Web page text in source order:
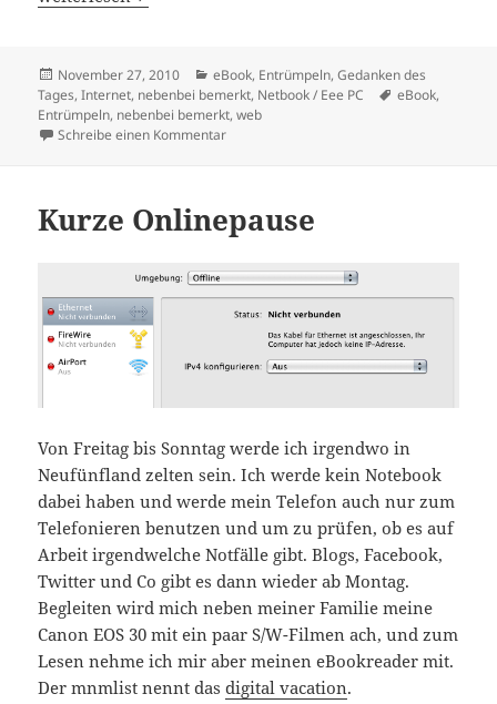
Veröffentlicht
am
November 27, 2010 Kategorien
eBook, Entrümpeln,Gedanken des
Tages,Internet, nebenbei bemerkt, Netbook / Eee PC Schlagwörter
eBook,
Entrümpeln, nebenbei bemerkt,web
Schreibe einen Kommentarzu Dein Gehirn und das Internet
Kurze Onlinepause
Von Freitag bis Sonntag werde ich irgendwo in
Neufünfland zelten sein. Ich werde kein Notebook
dabei haben und werde mein Telefon auch nur zum
Telefonieren benutzen und um zu prüfen, ob es auf
Arbeit irgendwelche Notfälle gibt. Blogs, Facebook,
Twitter und Co gibt es dann wieder ab Montag.
Begleiten wird mich neben meiner Familie meine
Canon EOS 30 mit ein paar S/W-Filmen ach, und zum
Lesen nehme ich mir aber meinen eBookreader mit.
Der mnmlist nennt dasdigital vacation.